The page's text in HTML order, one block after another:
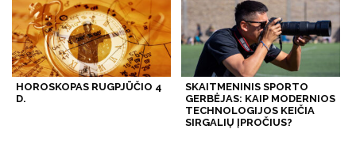
HOROSKOPAS RUGPJŪČIO 4
D.
SKAITMENINIS SPORTO
GERBĖJAS: KAIP MODERNIOS
TECHNOLOGIJOS KEIČIA
SIRGALIŲ ĮPROČIUS?